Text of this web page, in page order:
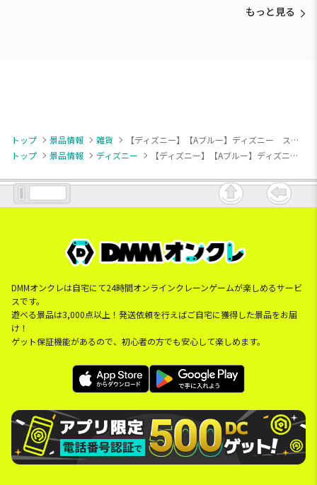
もっと見る
トップ 景品情報 雑貨
【ディズニー】【Aブルー】ディズニー スティッチ 星空サンセット 保冷保温バッグ
トップ
景品情報 ディズニー 【ディズニー】【Aブルー】ディズニー スティッチ 星空サンセット 保冷保温バッグ
DMMオンクレは自宅にて24時間オンラインクレーンゲームが楽しめるサービ
スです。
遊べる景品は3,000点以上！発送依頼を行えばご自宅に獲得した景品をお届
け！
ゲット保証機能があるので、初心者の方でも安心して楽しめます。